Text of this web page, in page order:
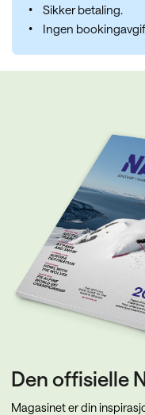
Sikker betaling.
Ingen
Den offisielle
Magasinet er din